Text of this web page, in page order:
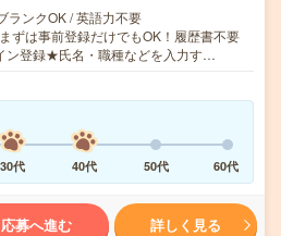
ランクOK / 英語力不要
ずは事前登録だけでもOK！履歴書不要
ン登録★氏名・職種などを入力す…
30代 40代 50代 60代
応募へ進む 詳しく見る